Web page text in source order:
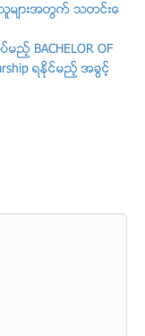
သူမ်ားအတြက္ သတင္းေ
ည့္ BACHELOR OF
ရႏိုင္မည့္ အခြင့္